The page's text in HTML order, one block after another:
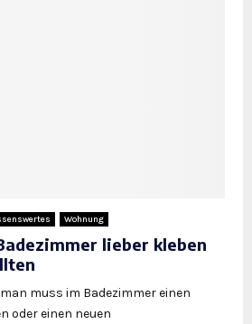
Wohnung
lieber kleben
muss im Badezimmer einen
oder einen neuen